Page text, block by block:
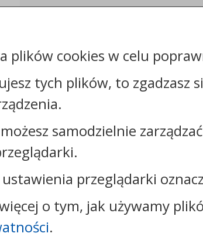
Kontakt:
tel.:+48544144000
faks: +48544144444
e-mail:poczta@um.wloclawek.pl
skrytka ePUAP: /umwloclawek/
/umwloclawek/skrytka
strona www:
plików cookies w celu
tych plików, to zgadzasz
samodzielnie
przeglądarki
o tym, jak używamy
.